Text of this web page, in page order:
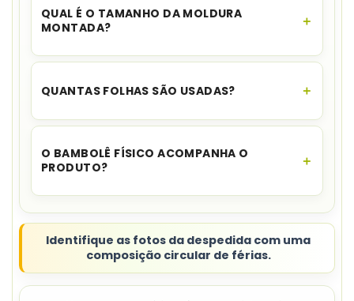
para download no seu e-mail e no WhatsApp,
além de ficar disponível na sua área de cliente.
QUAL É O TAMANHO DA MOLDURA
MONTADA?
A composição mede aproximadamente74 cm
QUANTAS FOLHAS SÃO USADAS?
O material é composto por12 folhas A4.
O BAMBOLÊ FÍSICO ACOMPANHA O
PRODUTO?
ilustradas; suportes físicos devem ser
providenciados separadamente.
Identifique as fotos da despedida com uma
composição circular de férias.